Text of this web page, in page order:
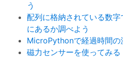
う
配列に格納されている数
にあるか調べよう
MicroPythonで経過時間の
磁力センサーを使ってみる